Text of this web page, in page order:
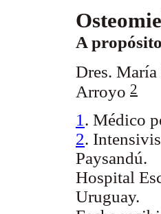
A
Dres.
Arroyo 2
1 . Médico
2.
Paysandú.
Hospital
Uruguay.